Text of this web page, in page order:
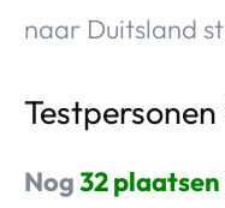
naar Duitsland
Nog32 plaatsen